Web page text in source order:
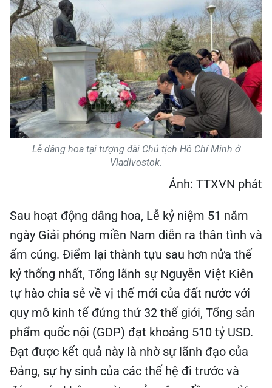
Lễ dâng hoa tại tượng đài Chủ tịch Hồ Chí Minh ở
Vladivostok.
Ảnh: TTXVN phát
Sau hoạt động dâng hoa, Lễ kỷ niệm 51 năm
ngày Giải phóng miền Nam diễn ra thân tình và
ấm cúng. Điểm lại thành tựu sau hơn nửa thế
kỷ thống nhất, Tổng lãnh sự Nguyễn Việt Kiên
tự hào chia sẻ về vị thế mới của đất nước với
quy mô kinh tế đứng thứ 32 thế giới, Tổng sản
phẩm quốc nội (GDP) đạt khoảng 510 tỷ USD.
Đạt được kết quả này là nhờ sự lãnh đạo của
Đảng, sự hy sinh của các thế hệ đi trước và